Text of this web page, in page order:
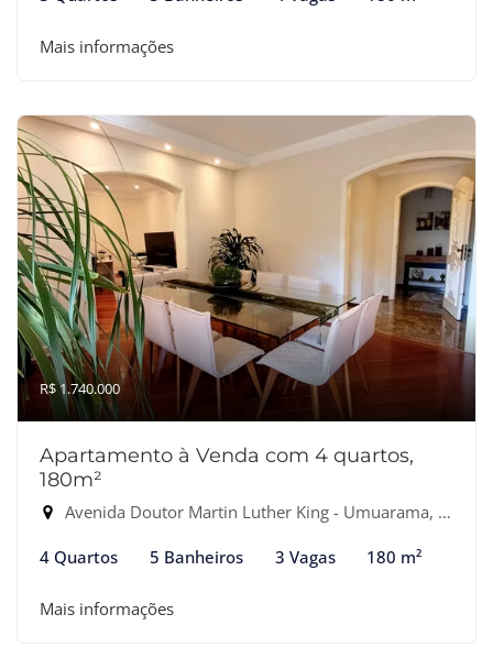
Mais informações
R$ 1.740.000
Apartamento à Venda com 4 quartos,
180m²
Avenida Doutor Martin Luther King - Umuarama, Osasco-SP
4 Quartos 5 Banheiros 3 Vagas 180 m²
Mais informações